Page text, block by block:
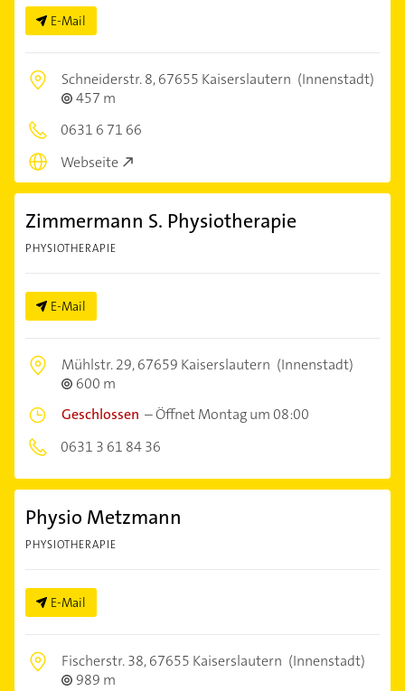
E-Mail
Schneiderstr. 8,67655 Kaiserslautern (Innenstadt)
457 m
0631 6 71 66
Webseite
Zimmermann S. Physiotherapie
PHYSIOTHERAPIE
E-Mail
Mühlstr. 29,67659 Kaiserslautern (Innenstadt)
600 m
Geschlossen –Öffnet Montag um 08:00
0631 3 61 84 36
Physio Metzmann
PHYSIOTHERAPIE
E-Mail
Fischerstr. 38,67655 Kaiserslautern (Innenstadt)
989 m